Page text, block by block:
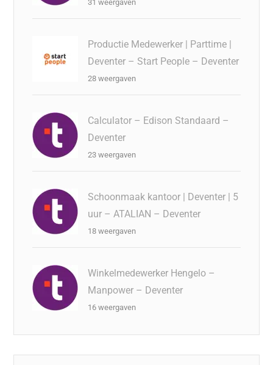
31 weergaven
Productie Medewerker | Parttime |
Deventer – Start People – Deventer
28 weergaven
Calculator – Edison Standaard –
Deventer
23 weergaven
Schoonmaak kantoor | Deventer | 5
uur – ATALIAN – Deventer
18 weergaven
Winkelmedewerker Hengelo –
Manpower – Deventer
16 weergaven